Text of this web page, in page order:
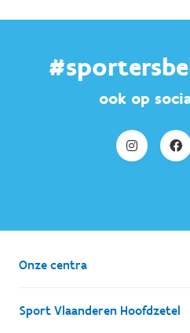
ook op
Onze centra
Sport Vlaanderen Hoofdzetel